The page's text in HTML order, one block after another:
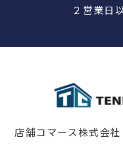
２営業日
店舗コマース株式会社